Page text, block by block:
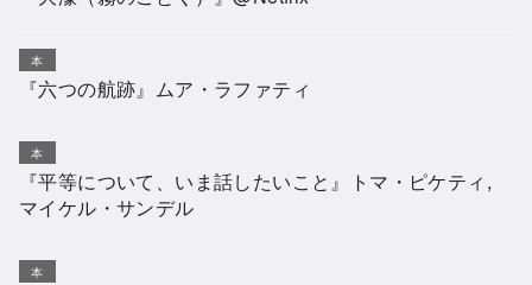
本
『六つの航跡』ムア・ラファティ
本
『平等について、いま話したいこと』トマ・ピケティ,
マイケル・サンデル
本